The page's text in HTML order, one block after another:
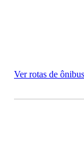
Ver rotas de